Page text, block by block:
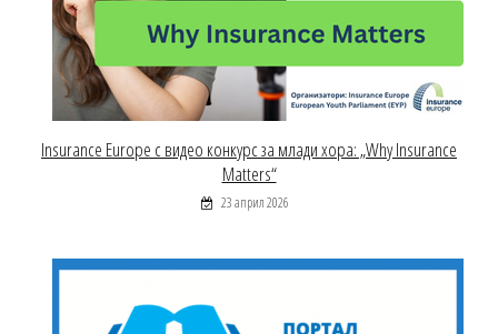
Insurance Europe с видео конкурс за млади хора: „Why Insurance
Matters“
23 април 2026